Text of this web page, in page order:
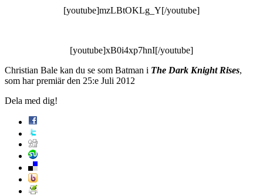
[youtube]mzLBtOKLg_Y[/youtube]
[youtube]xB0i4xp7hnI[/youtube]
Christian Bale kan du se som Batman i The Dark Knight Rises,
som har premiär den 25:e Juli 2012
Dela med dig!